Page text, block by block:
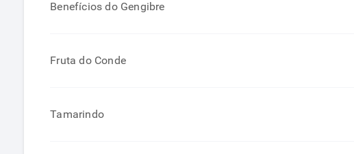
Benefícios do Gengibre
Fruta do Conde
Tamarindo